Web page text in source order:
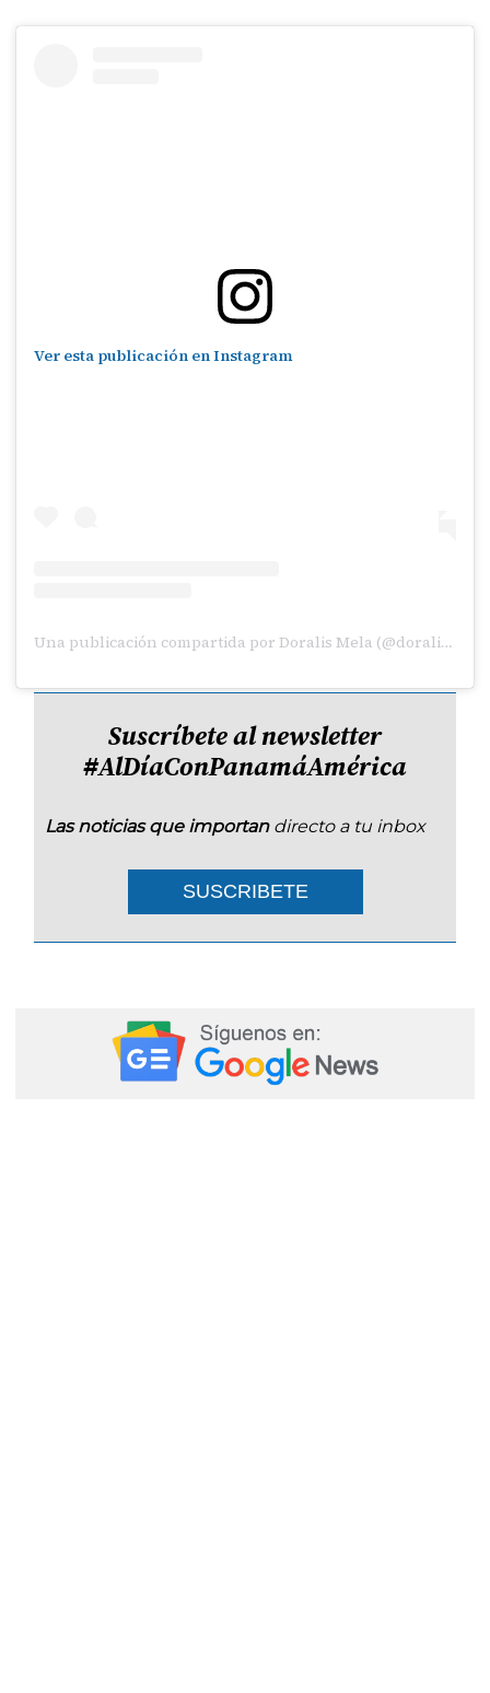
Ver esta publicación en Instagram
Una publicación compartida por Doralis Mela (@doralismela)
Suscríbete al newsletter
#AlDíaConPanamáAmérica
Las noticias que importan directo a tu inbox
SUSCRIBETE